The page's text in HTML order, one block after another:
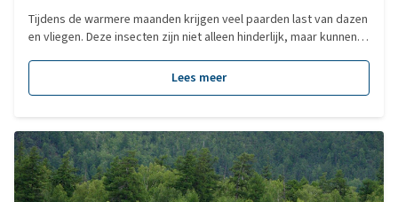
Tijdens de warmere maanden krijgen veel paarden last van dazen
en vliegen. Deze insecten zijn niet alleen hinderlijk, maar kunnen
Gelukkig zijn er verschillende manieren om je paard effectief te
beschermen en comfortabel de zomer door te helpen.
Lees meer